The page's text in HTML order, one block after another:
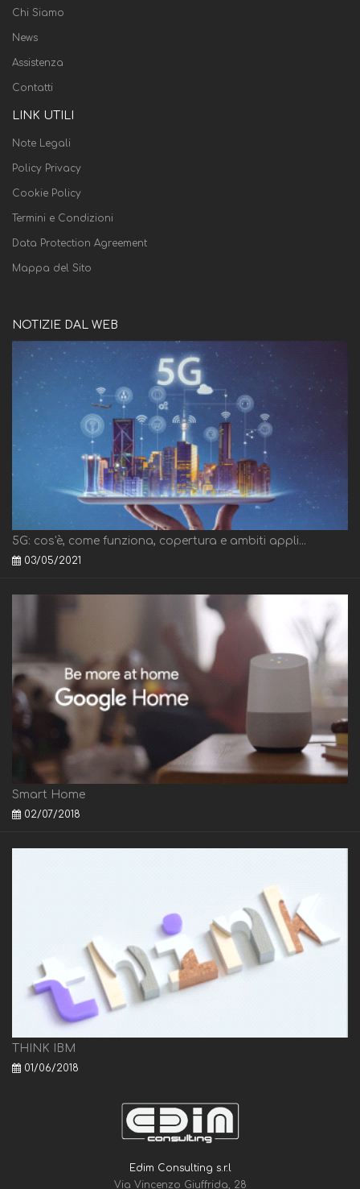
Chi Siamo
News
Assistenza
Contatti
LINK UTILI
Note Legali
Policy Privacy
Cookie Policy
Termini e Condizioni
Data Protection Agreement
Mappa del Sito
NOTIZIE DAL WEB
5G: cos'è, come funziona, copertura e ambiti appli...
03/05/2021
Smart Home
02/07/2018
THINK IBM
01/06/2018
Edim Consulting s.r.l
Via Vincenzo Giuffrida, 28